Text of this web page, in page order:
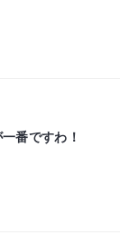
番ですわ！